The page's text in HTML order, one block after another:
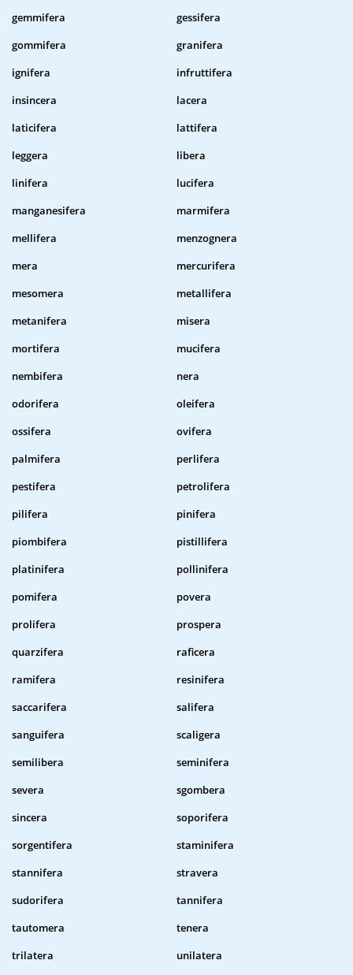
gemmifera
gessifera
gommifera
granifera
ignifera
infruttifera
insincera
lacera
laticifera
lattifera
leggera
libera
linifera
lucifera
manganesifera
marmifera
mellifera
menzognera
mera
mercurifera
mesomera
metallifera
metanifera
misera
mortifera
mucifera
nembifera
nera
odorifera
oleifera
ossifera
ovifera
palmifera
perlifera
pestifera
petrolifera
pilifera
pinifera
piombifera
pistillifera
platinifera
pollinifera
pomifera
povera
prolifera
prospera
quarzifera
raficera
ramifera
resinifera
saccarifera
salifera
sanguifera
scaligera
semilibera
seminifera
severa
sgombera
sincera
soporifera
sorgentifera
staminifera
stannifera
stravera
sudorifera
tannifera
tautomera
tenera
trilatera
unilatera